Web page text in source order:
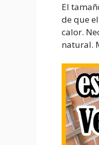
El
de que
calor.
natural.